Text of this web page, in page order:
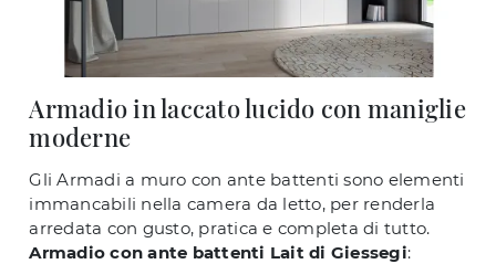
Armadio in laccato lucido con maniglie
moderne
Gli Armadi a muro con ante battenti sono elementi
immancabili nella camera da letto, per renderla
arredata con gusto, pratica e completa di tutto.
Armadio con ante battenti Lait di Giessegi: